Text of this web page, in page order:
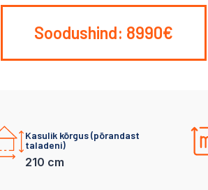
Soodushind: 8990€
Kasulik kõrgus (põrandast
taladeni)
210 cm